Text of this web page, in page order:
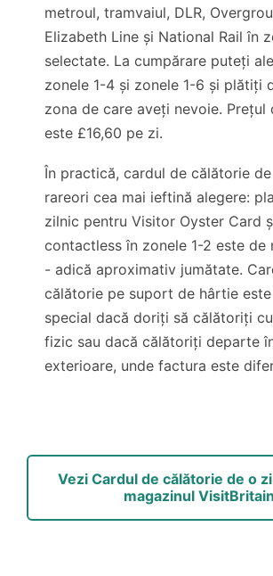
metroul, tramvaiul, DLR,
Elizabeth Line și National Rail în
selectate. La cumpărare puteți
zonele 1-4 și zonele 1-6 și plătiți
zona de care aveți nevoie. Prețul
este £16,60 pe zi.
În practică, cardul de călătorie
rareori cea mai ieftină alegere:
zilnic pentru Visitor Oyster Card
contactless în zonele 1-2 este de
- adică aproximativ jumătate.
călătorie pe suport de hârtie
special dacă doriți să călătoriți
fizic sau dacă călătoriți departe
exterioare, unde factura este
Vezi Cardul de călătorie de o
magazinul VisitBritain